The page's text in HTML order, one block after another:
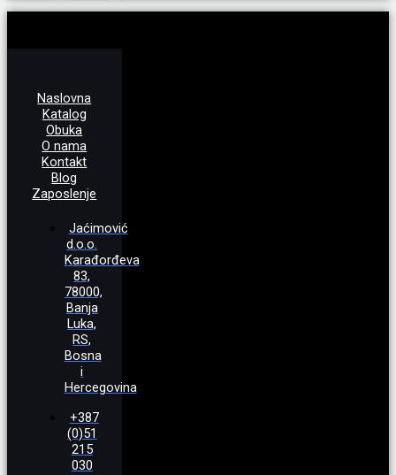
Naslovna
Katalog
Obuka
O nama
Kontakt
Blog
Zaposlenje
Jaćimović
d.o.o.
Karađorđeva
83,
78000,
Banja
Luka,
RS,
Bosna
i
Hercegovina
+387
(0)51
215
030